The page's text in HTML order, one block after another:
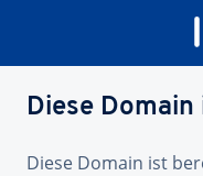
Diese
Diese Domain ist